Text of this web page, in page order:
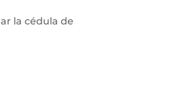
la cédula de